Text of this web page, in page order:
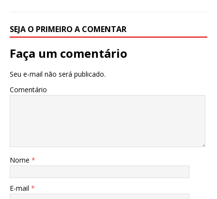
SEJA O PRIMEIRO A COMENTAR
Faça um comentário
Seu e-mail não será publicado.
Comentário
Nome *
E-mail *